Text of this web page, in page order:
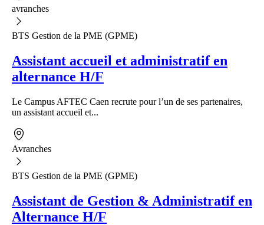
avranches
BTS Gestion de la PME (GPME)
Assistant accueil et administratif en
alternance H/F
Le Campus AFTEC Caen recrute pour l’un de ses partenaires,
un assistant accueil et...
Avranches
BTS Gestion de la PME (GPME)
Assistant de Gestion & Administratif en
Alternance H/F